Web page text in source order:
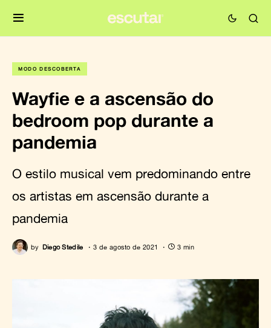
MODO DESCOBERTA
Wayfie e a ascensão do
bedroom pop durante a
pandemia
O estilo musical vem predominando entre
os artistas em ascensão durante a
pandemia
by Diego Stedile 3 de agosto de 2021 3 min